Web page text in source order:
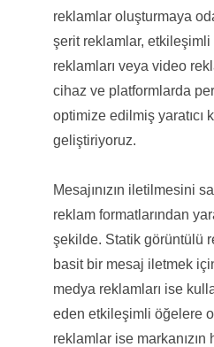
reklamlar oluşturmaya
şerit reklamlar,
reklamları veya video
cihaz ve platformlarda
optimize edilmiş yaratıcı
geliştiriyoruz.
Mesajınızın iletilmesini
reklam formatlarından
şekilde. Statik görüntülü
basit bir mesaj iletmek
medya reklamları ise
eden etkileşimli öğelere
reklamlar ise markanızın